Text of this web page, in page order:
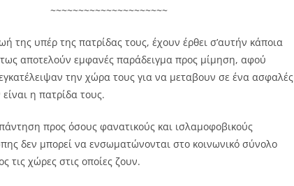
της υπέρ της πατρίδας τους, έχουν έρθει σ’αυτήν κάποια
αποτελούν εμφανές παράδειγμα προς μίμηση, αφού
την χώρα τους για να μεταβουν σε ένα ασφαλές
η πατρίδα τους.
προς όσους φανατικούς και ισλαμοφοβικούς
δεν μπορεί να ενσωματώνονται στο κοινωνικό σύνολο
χώρες στις οποίες ζουν.